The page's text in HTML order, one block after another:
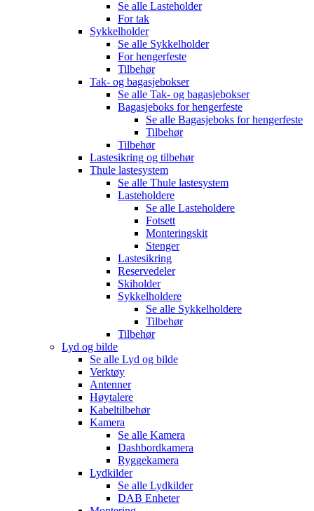
Se alle Lasteholder
For tak
Sykkelholder
Se alle Sykkelholder
For hengerfeste
Tilbehør
Tak- og bagasjebokser
Se alle Tak- og bagasjebokser
Bagasjeboks for hengerfeste
Se alle Bagasjeboks for hengerfeste
Tilbehør
Tilbehør
Lastesikring og tilbehør
Thule lastesystem
Se alle Thule lastesystem
Lasteholdere
Se alle Lasteholdere
Fotsett
Monteringskit
Stenger
Lastesikring
Reservedeler
Skiholder
Sykkelholdere
Se alle Sykkelholdere
Tilbehør
Tilbehør
Lyd og bilde
Se alle Lyd og bilde
Verktøy
Antenner
Høytalere
Kabeltilbehør
Kamera
Se alle Kamera
Dashbordkamera
Ryggekamera
Lydkilder
Se alle Lydkilder
DAB Enheter